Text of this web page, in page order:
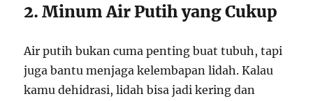
2. Minum Air Putih yang Cukup
Air putih bukan cuma penting buat tubuh, tapi
juga bantu menjaga kelembapan lidah. Kalau
kamu dehidrasi, lidah bisa jadi kering dan